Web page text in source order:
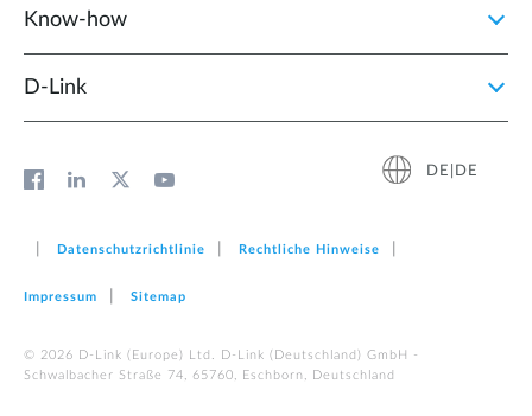
Know-how
D‑Link
DE|DE
Datenschutzrichtlinie Rechtliche Hinweise
Impressum Sitemap
© 2026 D‑Link (Europe) Ltd. D-Link (Deutschland) GmbH -
Schwalbacher Straße 74, 65760, Eschborn, Deutschland